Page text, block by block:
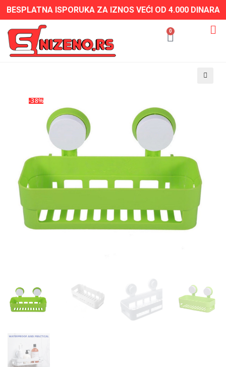
BESPLATNA ISPORUKA ZA IZNOS VEĆI OD 4.000 DINARA
0
-38%